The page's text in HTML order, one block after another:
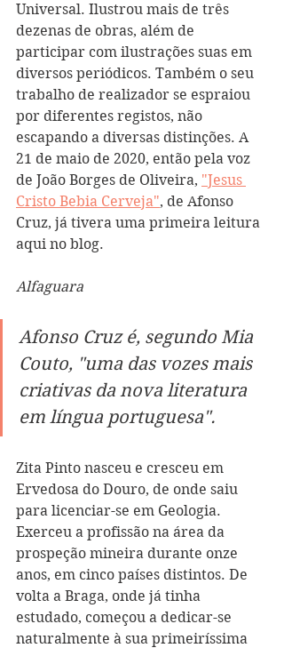
Universal. Ilustrou mais de três
dezenas de obras, além de
participar com ilustrações suas em
diversos periódicos. Também o seu
trabalho de realizador se espraiou
por diferentes registos, não
escapando a diversas distinções. A
21 de maio de 2020, então pela voz
de João Borges de Oliveira, "Jesus
Cristo Bebia Cerveja", de Afonso
Cruz, já tivera uma primeira leitura
aqui no blog.
Alfaguara
Afonso Cruz é, segundo Mia
Couto, "uma das vozes mais
criativas da nova literatura
em língua portuguesa".
Zita Pinto nasceu e cresceu em
Ervedosa do Douro, de onde saiu
para licenciar-se em Geologia.
Exerceu a profissão na área da
prospeção mineira durante onze
anos, em cinco países distintos. De
volta a Braga, onde já tinha
estudado, começou a dedicar-se
naturalmente à sua primeiríssima